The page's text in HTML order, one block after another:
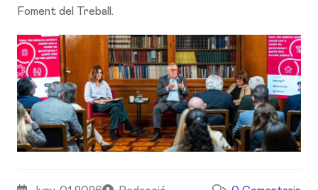
Foment del Treball.